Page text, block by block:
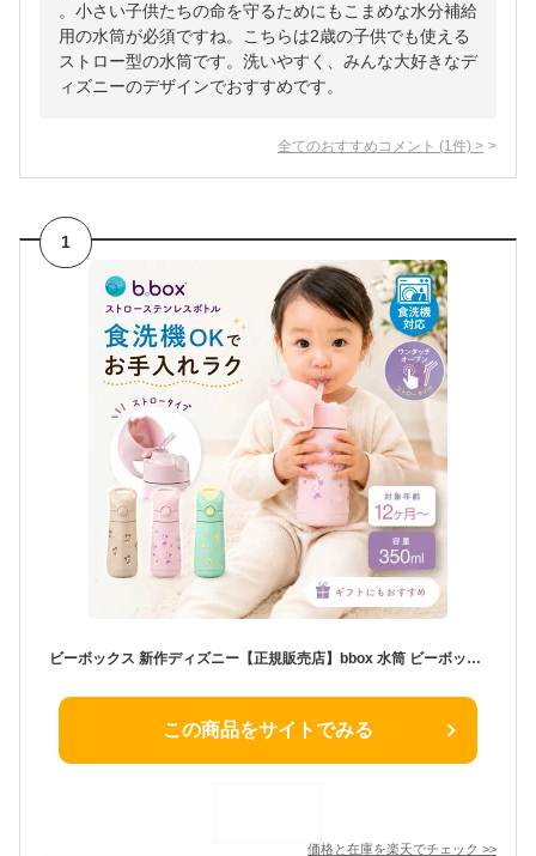
。小さい子供たちの命を守るためにもこまめな水分補給
用の水筒が必須ですね。こちらは2歳の子供でも使える
ストロー型の水筒です。洗いやすく、みんな大好きなデ
ィズニーのデザインでおすすめです。
全てのおすすめコメント (1 件) >
1
ビーボックス 新作ディズニー【正規販売店】bbox 水筒 ビーボックス ステンレス水筒 ストロータイプ ストローボトル 350ml 保冷 保温 食洗機対応 子供 キッズ 1歳 2歳 3歳 保育園 幼稚園 入園準備 マイボトル 魔法瓶 b.box 本体 OP:ストロートップ 肩がけ ギフト プレゼント
この商品をサイトでみる
価格と在庫を楽天でチェック >>